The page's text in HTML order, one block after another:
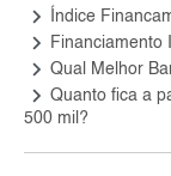
keyboard_arrow_right Índice
keyboard_arrow_right Financiamento
keyboard_arrow_right Qual Melhor
keyboard_arrow_right Quanto fica a
500 mil?